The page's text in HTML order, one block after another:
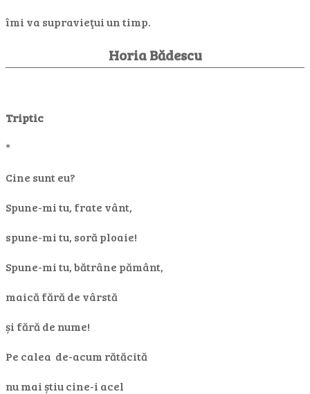
îmi va supravieţui un timp.
Horia Bădescu
Triptic
*
Cine sunt eu?
Spune-mi tu, frate vânt,
spune-mi tu, soră ploaie!
Spune-mi tu, bătrâne pământ,
maică fără de vârstă
și fără de nume!
Pe calea de-acum rătăcită
nu mai știu cine-i acel